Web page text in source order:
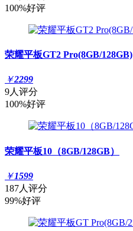
100%好评
荣耀平板GT2 Pro(8GB/128GB)
￥2299
9人评分
100%好评
荣耀平板10（8GB/128GB）
￥1599
187人评分
99%好评